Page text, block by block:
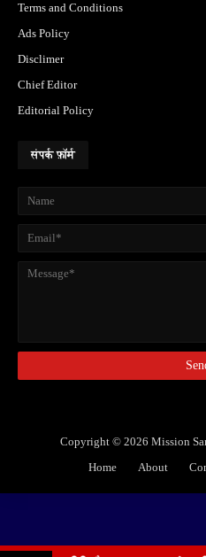
Terms and Conditions
Ads Policy
Disclimer
Chief Editor
Editorial Policy
संपर्क फ़ॉर्म
Copyright © 2026 Mission
Home
About